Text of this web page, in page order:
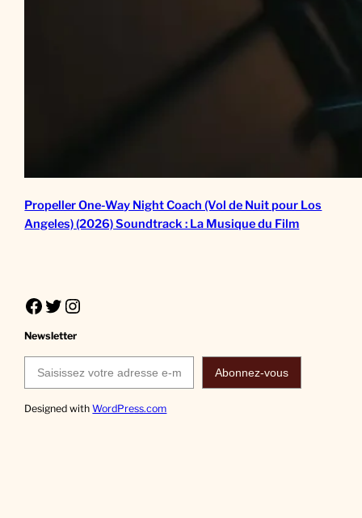
Propeller One-Way Night Coach (Vol de Nuit pour Los
Angeles) (2026) Soundtrack : La Musique du Film
Facebook Twitter Instagram
Newsletter
Saisissez votre adresse e-mail…
Abonnez-vous
Designed withWordPress.com